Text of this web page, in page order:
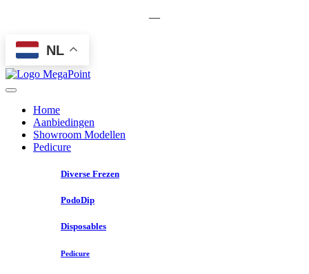
—
NL
Home
Aanbiedingen
Showroom Modellen
Pedicure
Diverse Frezen
PodoDip
Disposables
Pedicure